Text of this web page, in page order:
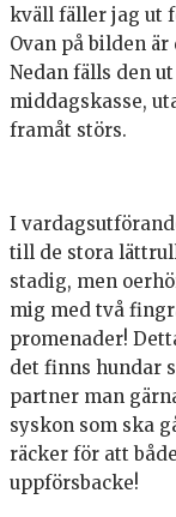
kväll fäller jag ut
Ovan på bilden
Nedan fälls den
middagskasse,
framåt störs.
I
till de stora
stadig, men
mig med två
promenader!
det finns hundar
partner man
syskon som ska
räcker för att
uppförsbacke!